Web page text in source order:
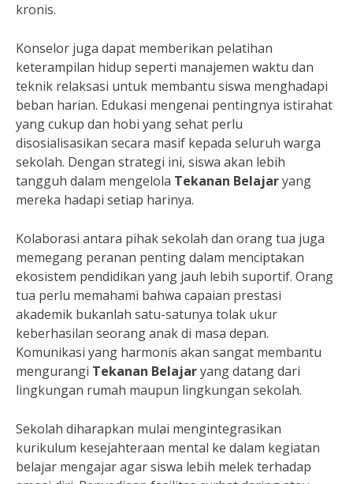
kronis.
Konselor juga dapat memberikan pelatihan
keterampilan hidup seperti manajemen waktu dan
teknik relaksasi untuk membantu siswa menghadapi
beban harian. Edukasi mengenai pentingnya istirahat
yang cukup dan hobi yang sehat perlu
disosialisasikan secara masif kepada seluruh warga
sekolah. Dengan strategi ini, siswa akan lebih
tangguh dalam mengelola Tekanan Belajaryang
mereka hadapi setiap harinya.
Kolaborasi antara pihak sekolah dan orang tua juga
memegang peranan penting dalam menciptakan
ekosistem pendidikan yang jauh lebih suportif. Orang
tua perlu memahami bahwa capaian prestasi
akademik bukanlah satu-satunya tolak ukur
keberhasilan seorang anak di masa depan.
Komunikasi yang harmonis akan sangat membantu
mengurangi Tekanan Belajaryang datang dari
lingkungan rumah maupun lingkungan sekolah.
Sekolah diharapkan mulai mengintegrasikan
kurikulum kesejahteraan mental ke dalam kegiatan
belajar mengajar agar siswa lebih melek terhadap